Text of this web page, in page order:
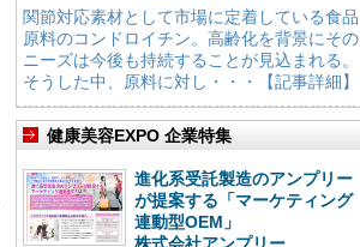
関節対応素材として市場に定着している食品
原料のコンドロイチン。高齢化を背景にその
ニーズは今後も持続することが見込まれる。
そうした中、原料に対し・・・【記事詳細】
健康美容EXPO 企業特集
進化系受託製造のアンプリー
が提案する「マーケティング
連動型OEM」